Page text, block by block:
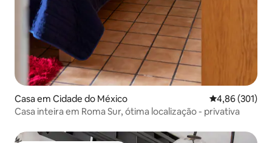
Casa em Cidade do México Classificação
4,86 (301)
Casa inteira em Roma Sur, ótima localização - privativa